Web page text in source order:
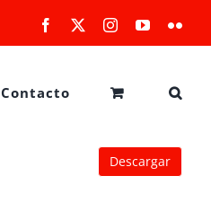
Facebook InstagramYouTube
Contacto
Descargar